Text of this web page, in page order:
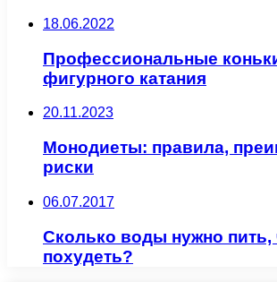
18.06.2022
Профессиональные
фигурного катания
20.11.2023
Монодиеты: правила,
риски
06.07.2017
Сколько воды нужно пить,
похудеть?